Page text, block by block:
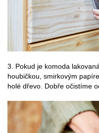
3. Pokud je komoda
houbičkou, smirkovým
holé dřevo. Dobře očistíme